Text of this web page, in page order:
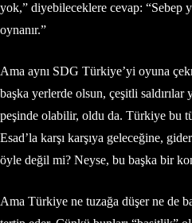
yok,” diyebileceklere cevap: “Sebep
oynanır.”
Ama aynı SDG Türkiye’yi oyuna
başka yerlerde olsun, çeşitli saldırılar
peşinde olabilir, oldu da. Türkiye bu
Esad’la karşı karşıya geleceğine,
öyle değil mi? Neyse, bu başka bir
Ama Türkiye ne tuzağa düşer ne de